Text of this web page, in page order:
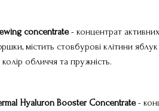
concentrate- концентрат
містить стовбурові клітини
обличчя та пружність.
Hyaluron Booster Concentrate-